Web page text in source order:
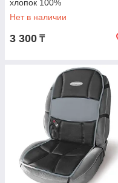
хлопок 100%
Нет в наличии
3 300 ₸